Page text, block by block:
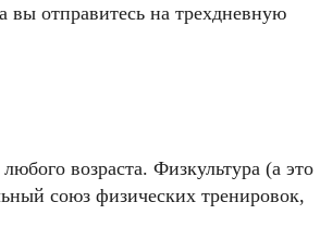
отправитесь на трехдневную
возраста. Физкультура (а это
союз физических тренировок,